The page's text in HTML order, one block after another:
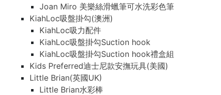
Joan Miro 美樂絲滑蠟筆可水洗彩色筆
KiahLoc吸盤掛勾(澳洲)
KiahLoc吸力配件
KiahLoc吸盤掛勾Suction hook
KiahLoc吸盤掛勾Suction hook禮盒組
Kids Preferred迪士尼款安撫玩具(美國)
Little Brian(英國UK)
Little Brian水彩棒